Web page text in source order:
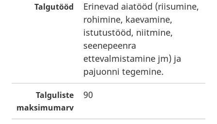
Talgutööd
Erinevad aiatööd (riisumine,
rohimine, kaevamine,
istutustööd, niitmine,
seenepeenra
ettevalmistamine jm) ja
pajuonni tegemine.
Talguliste
maksimumarv
90